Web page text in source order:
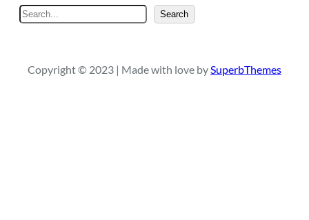
e
c
Search
Copyright © 2023 | Made with love bySuperbThemes